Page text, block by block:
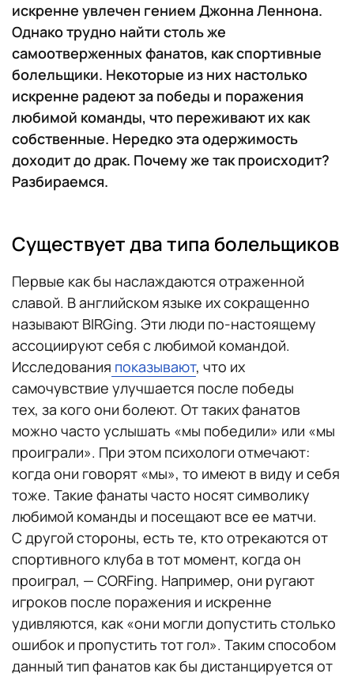
искренне увлечен гением Джонна Леннона.
Однако трудно найти столь же
самоотверженных фанатов, как спортивные
болельщики. Некоторые из них настолько
искренне радеют за победы и поражения
любимой команды, что переживают их как
собственные. Нередко эта одержимость
доходит до драк. Почему же так происходит?
Разбираемся.
Существует два типа болельщиков
Первые как бы наслаждаются отраженной
славой. В английском языке их сокращенно
называют BIRGing. Эти люди по-настоящему
ассоциируют себя с любимой командой.
Исследования показывают, что их
самочувствие улучшается после победы
тех, за кого они болеют. От таких фанатов
можно часто услышать «мы победили» или «мы
проиграли». При этом психологи отмечают:
когда они говорят «мы», то имеют в виду и себя
тоже. Такие фанаты часто носят символику
любимой команды и посещают все ее матчи.
С другой стороны, есть те, кто отрекаются от
спортивного клуба в тот момент, когда он
проиграл, — CORFing. Например, они ругают
игроков после поражения и искренне
удивляются, как «они могли допустить столько
ошибок и пропустить тот гол». Таким способом
данный тип фанатов как бы дистанцируется от